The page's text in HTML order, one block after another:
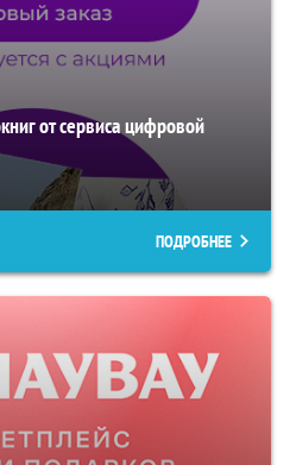
от сервиса цифровой
ПОДРОБНЕЕ